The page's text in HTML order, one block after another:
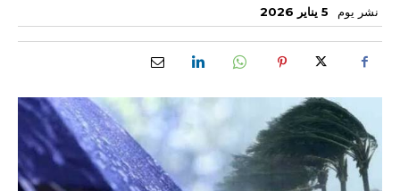
نشر يوم 5 يناير 2026